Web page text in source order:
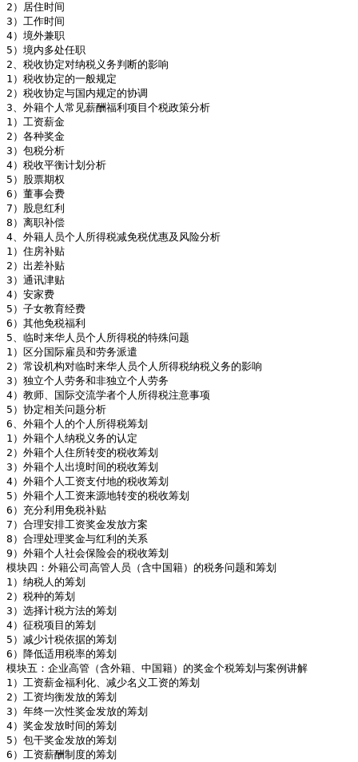
2）居住时间
3）工作时间
4）境外兼职
5）境内多处任职
2、税收协定对纳税义务判断的影响
1）税收协定的一般规定
2）税收协定与国内规定的协调
3、外籍个人常见薪酬福利项目个税政策分析
1）工资薪金
2）各种奖金
3）包税分析
4）税收平衡计划分析
5）股票期权
6）董事会费
7）股息红利
8）离职补偿
4、外籍人员个人所得税减免税优惠及风险分析
1）住房补贴
2）出差补贴
3）通讯津贴
4）安家费
5）子女教育经费
6）其他免税福利
5、临时来华人员个人所得税的特殊问题
1）区分国际雇员和劳务派遣
2）常设机构对临时来华人员个人所得税纳税义务的影响
3）独立个人劳务和非独立个人劳务
4）教师、国际交流学者个人所得税注意事项
5）协定相关问题分析
6、外籍个人的个人所得税筹划
1）外籍个人纳税义务的认定
2）外籍个人住所转变的税收筹划
3）外籍个人出境时间的税收筹划
4）外籍个人工资支付地的税收筹划
5）外籍个人工资来源地转变的税收筹划
6）充分利用免税补贴
7）合理安排工资奖金发放方案
8）合理处理奖金与红利的关系
9）外籍个人社会保险会的税收筹划
模块四：外籍公司高管人员（含中国籍）的税务问题和筹划
1）纳税人的筹划
2）税种的筹划
3）选择计税方法的筹划
4）征税项目的筹划
5）减少计税依据的筹划
6）降低适用税率的筹划
模块五：企业高管（含外籍、中国籍）的奖金个税筹划与案例讲解
1）工资薪金福利化、减少名义工资的筹划
2）工资均衡发放的筹划
3）年终一次性奖金发放的筹划
4）奖金发放时间的筹划
5）包干奖金发放的筹划
6）工资薪酬制度的筹划